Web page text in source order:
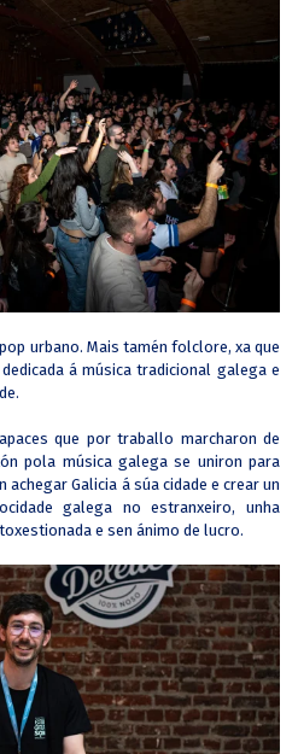
urbano. Mais tamén folclore, xa que
á música tradicional galega e
que por traballo marcharon de
pola música galega se uniron para
achegar Galicia á súa cidade e crear un
galega no estranxeiro, unha
e sen ánimo de lucro.